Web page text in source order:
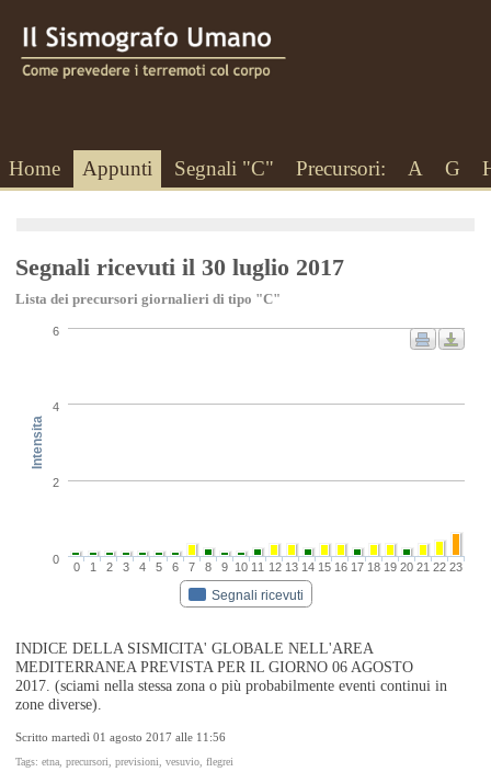
Home Appunti Segnali "C" Precursori: A G
Segnali ricevuti il 30 luglio 2017
Lista dei precursori giornalieri di tipo "C"
Intensita
Segnali ricevuti
0 1 2 3 4 5 6 7 8 9 10 11 12 13 14 15 16 17 18 19 20 21 22 23
0
2
4
6
INDICE DELLA SISMICITA' GLOBALE NELL'AREA
MEDITERRANEA PREVISTA PER IL GIORNO 06 AGOSTO
2017. (sciami nella stessa zona o più probabilmente eventi continui in
zone diverse).
Scritto martedì 01 agosto 2017 alle 11:56
Tags: etna, precursori, previsioni, vesuvio, flegrei